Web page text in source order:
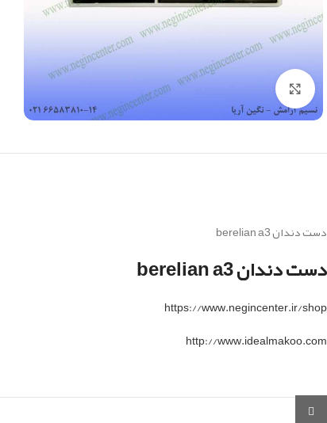
دست دندان berelian a3
دست دندان berelian a3
https://www.negincenter.ir/shop
http://www.idealmakoo.com